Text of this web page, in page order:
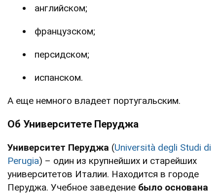
английском;
французском;
персидском;
испанском.
А еще немного владеет португальским.
Об Университете Перуджа
Университет Перуджа (Università degli Studi di
Perugia) – один из крупнейших и старейших
университетов Италии. Находится в городе
Перуджа. Учебное заведение было основана